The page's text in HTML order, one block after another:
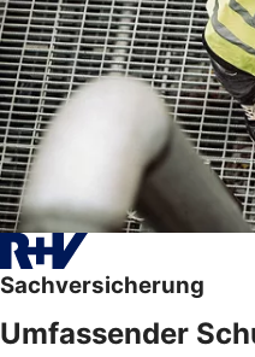
Sachversicherung
Umfassender